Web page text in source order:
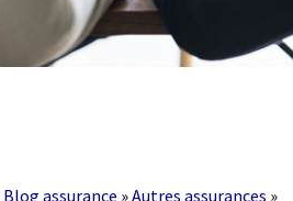
Blog assurance »Autres assurances »